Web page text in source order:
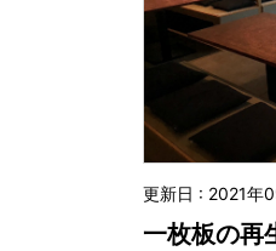
更新日 : 2021年
一枚板の再